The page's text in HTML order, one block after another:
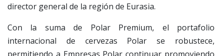
director general de la región de Eurasia.
Con la suma de Polar Premium, el portafolio
internacional de cervezas Polar se robustece,